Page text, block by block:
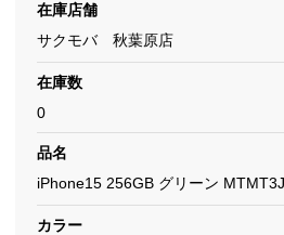
在庫店舗
サクモバ 秋葉原店
在庫数
0
品名
iPhone15 256GB グリーン
カラー